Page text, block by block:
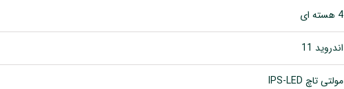
4 هسته ای
اندروید 11
مولتی تاچ IPS-LED